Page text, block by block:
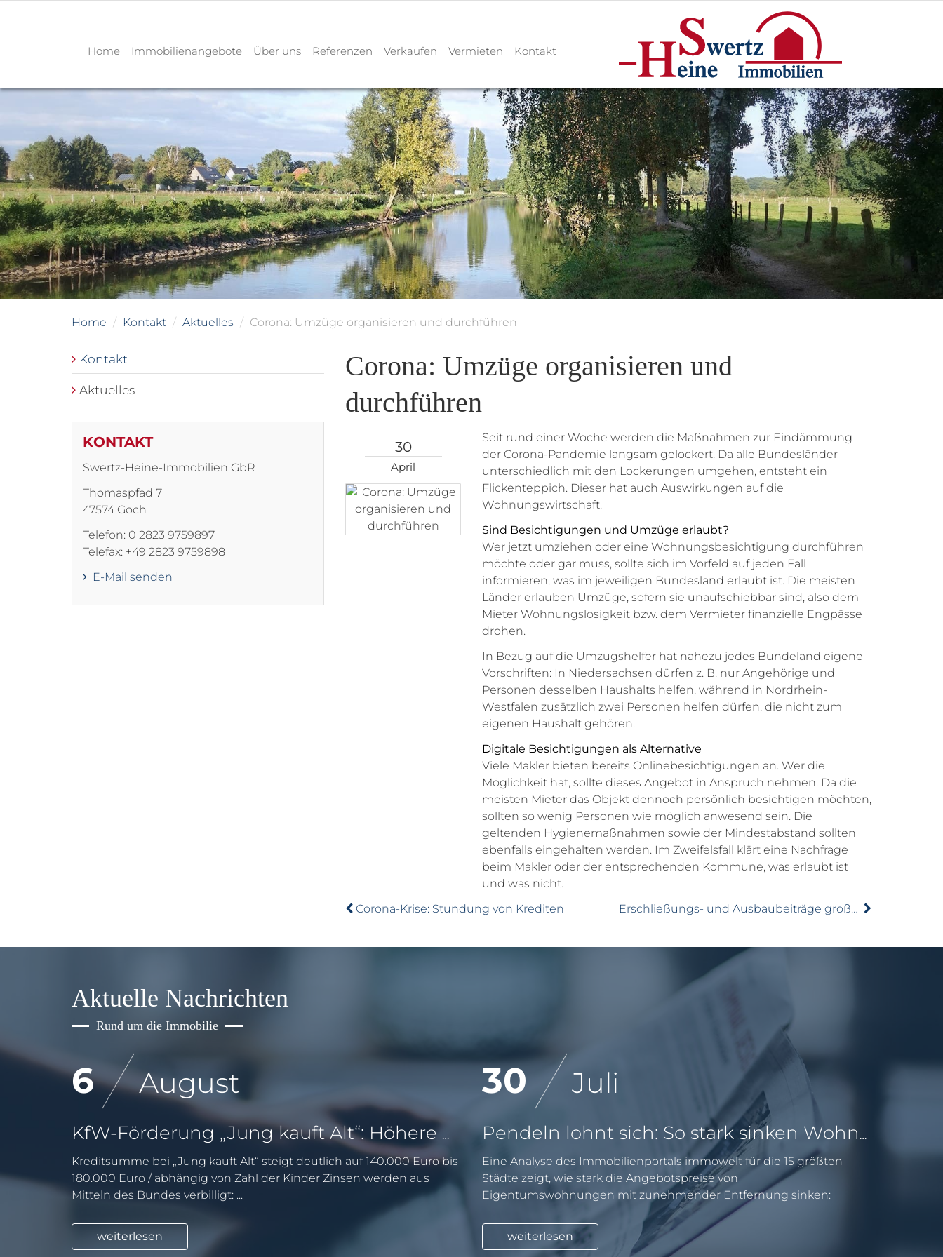
Home Immobilienangebote Über uns Referenzen Verkaufen Vermieten Kontakt
Home Kontakt Aktuelles Corona: Umzüge organisieren und durchführen
Corona: Umzüge organisieren und
durchführen
30
April
Seit rund einer Woche werden die Maßnahmen zur Eindämmung
der Corona-Pandemie langsam gelockert. Da alle Bundesländer
unterschiedlich mit den Lockerungen umgehen, entsteht ein
Flickenteppich. Dieser hat auch Auswirkungen auf die
Wohnungswirtschaft.
Sind Besichtigungen und Umzüge erlaubt?
Wer jetzt umziehen oder eine Wohnungsbesichtigung durchführen
möchte oder gar muss, sollte sich im Vorfeld auf jeden Fall
informieren, was im jeweiligen Bundesland erlaubt ist. Die meisten
Länder erlauben Umzüge, sofern sie unaufschiebbar sind, also dem
Mieter Wohnungslosigkeit bzw. dem Vermieter finanzielle Engpässe
drohen.
In Bezug auf die Umzugshelfer hat nahezu jedes Bundeland eigene
Vorschriften: In Niedersachsen dürfen z. B. nur Angehörige und
Personen desselben Haushalts helfen, während in Nordrhein-
Westfalen zusätzlich zwei Personen helfen dürfen, die nicht zum
eigenen Haushalt gehören.
Digitale Besichtigungen als Alternative
Viele Makler bieten bereits Onlinebesichtigungen an. Wer die
Möglichkeit hat, sollte dieses Angebot in Anspruch nehmen. Da die
meisten Mieter das Objekt dennoch persönlich besichtigen möchten,
sollten so wenig Personen wie möglich anwesend sein. Die
geltenden Hygienemaßnahmen sowie der Mindestabstand sollten
ebenfalls eingehalten werden. Im Zweifelsfall klärt eine Nachfrage
beim Makler oder der entsprechenden Kommune, was erlaubt ist
und was nicht.
Corona-Krise: Stundung von Krediten
Erschließungs- und Ausbaubeiträge großzügig stunden
Kontakt
Aktuelles
KONTAKT
Swertz-Heine-Immobilien GbR
Thomaspfad 7
47574 Goch
Telefon: 0 2823 9759897
Telefax: +49 2823 9759898
E-Mail senden
Aktuelle Nachrichten
Rund um die Immobilie
6 August
KfW-Förderung „Jung kauft Alt“: Höhere Kredite ab August 2026
Kreditsumme bei „Jung kauft Alt“ steigt deutlich auf 140.000 Euro bis
180.000 Euro / abhängig von Zahl der Kinder Zinsen werden aus
Mitteln des Bundes verbilligt: ...
weiterlesen
30 Juli
Pendeln lohnt sich: So stark sinken Wohnungspreise im Umland
Eine Analyse des Immobilienportals immowelt für die 15 größten
Städte zeigt, wie stark die Angebotspreise von
Eigentumswohnungen mit zunehmender Entfernung sinken:
weiterlesen